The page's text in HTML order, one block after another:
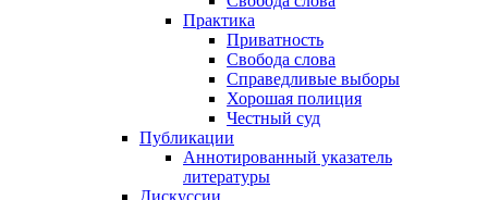
Практика
Приватность
Свобода слова
Справедливые выборы
Хорошая полиция
Честный суд
Публикации
Аннотированный указатель
литературы
Дискуссии